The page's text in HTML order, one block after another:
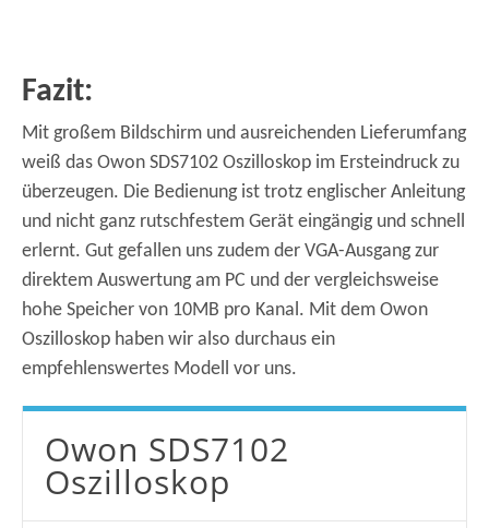
Fazit:
Mit großem Bildschirm und ausreichenden Lieferumfang
weiß das Owon SDS7102 Oszilloskop im Ersteindruck zu
überzeugen. Die Bedienung ist trotz englischer Anleitung
und nicht ganz rutschfestem Gerät eingängig und schnell
erlernt. Gut gefallen uns zudem der VGA-Ausgang zur
direktem Auswertung am PC und der vergleichsweise
hohe Speicher von 10MB pro Kanal. Mit dem Owon
Oszilloskop haben wir also durchaus ein
empfehlenswertes Modell vor uns.
Owon SDS7102
Oszilloskop